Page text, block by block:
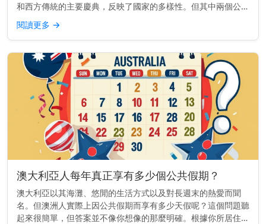
和西方傳統的主要慶典，反映了國家的多樣性。但其中兩個公共
假期——哈芝節（Hari Raya Haji）和開齋節（Hari Ray...
閱讀更多 →
澳大利亞人每年真正享有多少個公共假期？
澳大利亞以其海灘、悠閒的生活方式以及對長週末的熱愛而聞
名。但澳洲人實際上因公共假期而享有多少天假呢？這個問題聽
起來很簡單，但答案並不像你想像的那麼明確。根據你所居住的